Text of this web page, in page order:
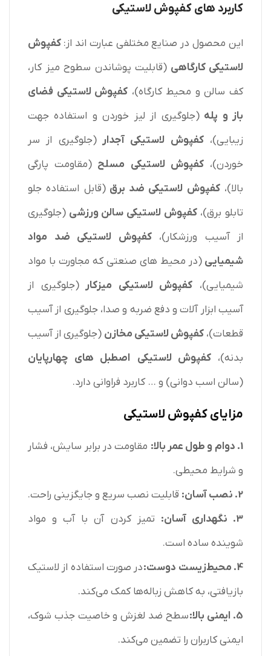
کاربرد های کفپوش لاستیکی
این محصول در صنایع مختلفی عبارت اند از: کفپوش
لاستیکی کارگاهی (قابلیت پوشاندن سطوح میز کار،
کف سالن و محیط کارگاه)، کفپوش لاستیکی فضای
باز و پله(جلوگیری از لیز خوردن و استفاده جهت
زیبایی)،کفپوش لاستیکی آجدار(جلوگیری از سر
خوردن)،کفپوش لاستیکی مسلح (مقاومت پارگی
بالا)،کفپوش لاستیکی ضد برق(قابل استفاده جلو
تابلو برق)،کفپوش لاستیکی سالن ورزشی (جلوگیری
از آسیب ورزشکار)،کفپوش لاستیکی ضد مواد
شیمیایی (در محیط های صنعتی که مجاورت با مواد
شیمیایی)، کفپوش لاستیکی میزکار(جلوگیری از
آسیب ابزار آلات و دفع ضربه و صدا، جلوگیری از آسیب
قطعات)،کفپوش لاستیکی مخازن (جلوگیری از آسیب
بدنه)،کفپوش لاستیکی
اصطبل های چهارپایان
(سالن اسب دوانی) و … کاربرد فراوانی دارد.
مزایای کفپوش لاستیکی
1. دوام و طول عمر بالا:
مقاومت در برابر سایش، فشار
و شرایط محیطی.
2. نصب آسان:
قابلیت نصب سریع و جایگزینی راحت.
3. نگهداری آسان:
تمیز کردن آن با آب و مواد
شوینده ساده است.
4. محیط‌زیست دوست:
در صورت استفاده از لاستیک
بازیافتی، به کاهش زباله‌ها کمک می‌کند.
5. ایمنی بالا:
سطح ضد لغزش و خاصیت جذب شوک،
ایمنی کاربران را تضمین می‌کند.